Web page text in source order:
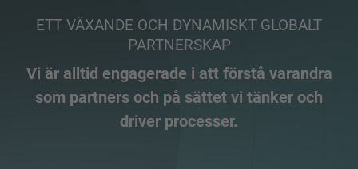
ETT VÄXANDE OCH DYNAMISKT GLOBALT
PARTNERSKAP
Vi är alltid engagerade i att förstå varandra
som partners och på sättet vi tänker och
driver processer.